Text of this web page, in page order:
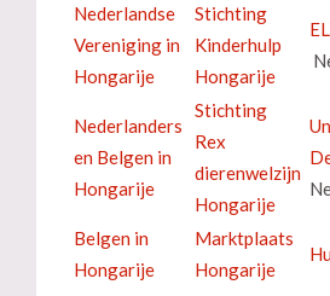
Nederlandse
Vereniging in
Hongarije
Stichting
Kinderhulp
Hongarije
Nederlanders
en Belgen in
Hongarije
Stichting
Rex
dierenwelzijn
Hongarije
Belgen in
Hongarije
Marktplaats
Hongarije